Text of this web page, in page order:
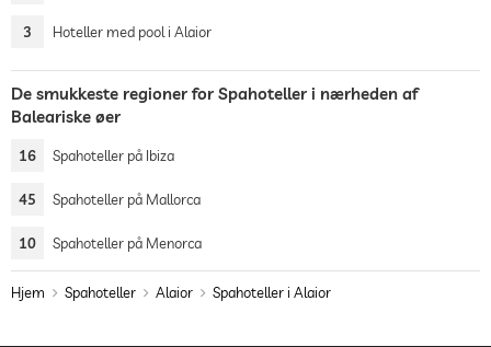
3 Hoteller med pool i Alaior
De smukkeste regioner for Spahoteller i nærheden af
Baleariske øer
16 Spahoteller på Ibiza
45 Spahoteller på Mallorca
10 Spahoteller på Menorca
Hjem Spahoteller Alaior Spahoteller i Alaior